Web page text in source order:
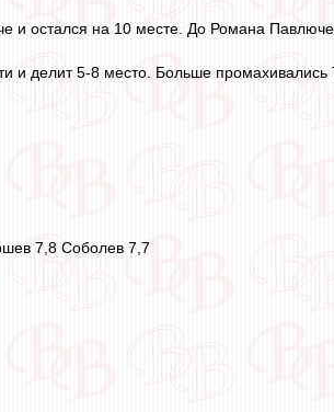
и остался на 10 месте. До Романа
и делит 5-8 место. Больше
7,8 Соболев 7,7